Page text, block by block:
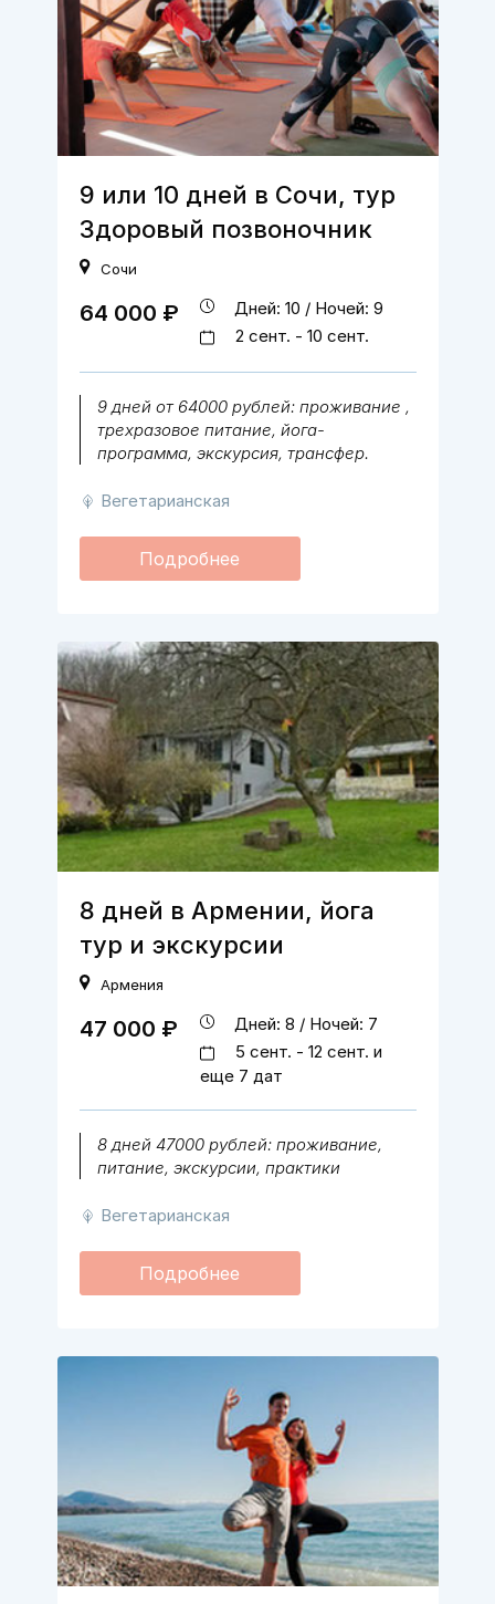
9 или 10 дней в Сочи, тур
Здоровый позвоночник
Сочи
9 дней от 64000 рублей: проживание ,
трехразовое питание, йога-
программа, экскурсия, трансфер.
Вегетарианская
64 000 ₽
Дней: 10 / Ночей: 9
2 сент. - 10 сент.
Подробнее
8 дней в Армении, йога
тур и экскурсии
Армения
8 дней 47000 рублей: проживание,
питание, экскурсии, практики
Вегетарианская
47 000 ₽
Дней: 8 / Ночей: 7
5 сент. - 12 сент. и
еще 7 дат
Подробнее